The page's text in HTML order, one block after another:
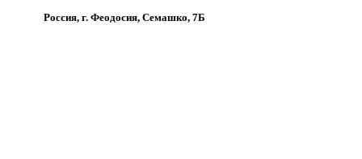
Россия, г. Феодосия, Семашко, 7Б